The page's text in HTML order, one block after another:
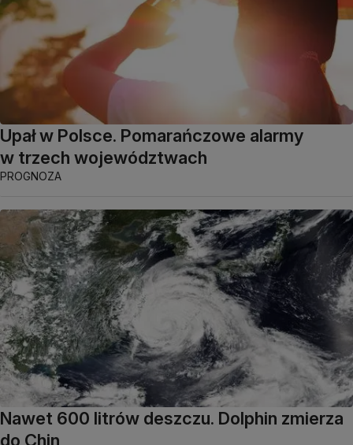
Upał w Polsce. Pomarańczowe alarmy
w trzech województwach
PROGNOZA
Nawet 600 litrów deszczu. Dolphin zmierza
do Chin